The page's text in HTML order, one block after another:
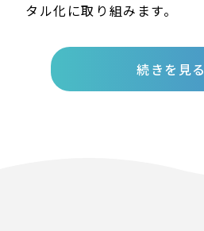
タル化に取り組みます。
続きを見る